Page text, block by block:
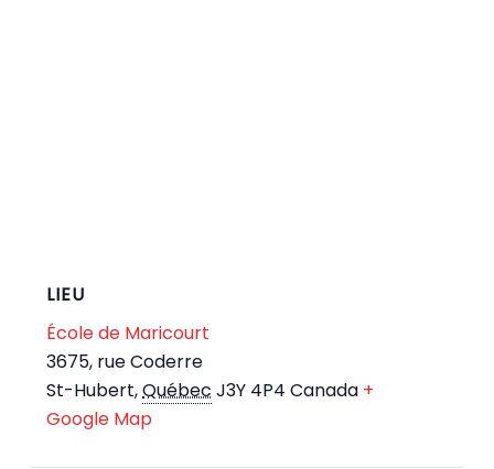
LIEU
École de Maricourt
3675, rue Coderre
St-Hubert,Québec J3Y 4P4 Canada +
Google Map